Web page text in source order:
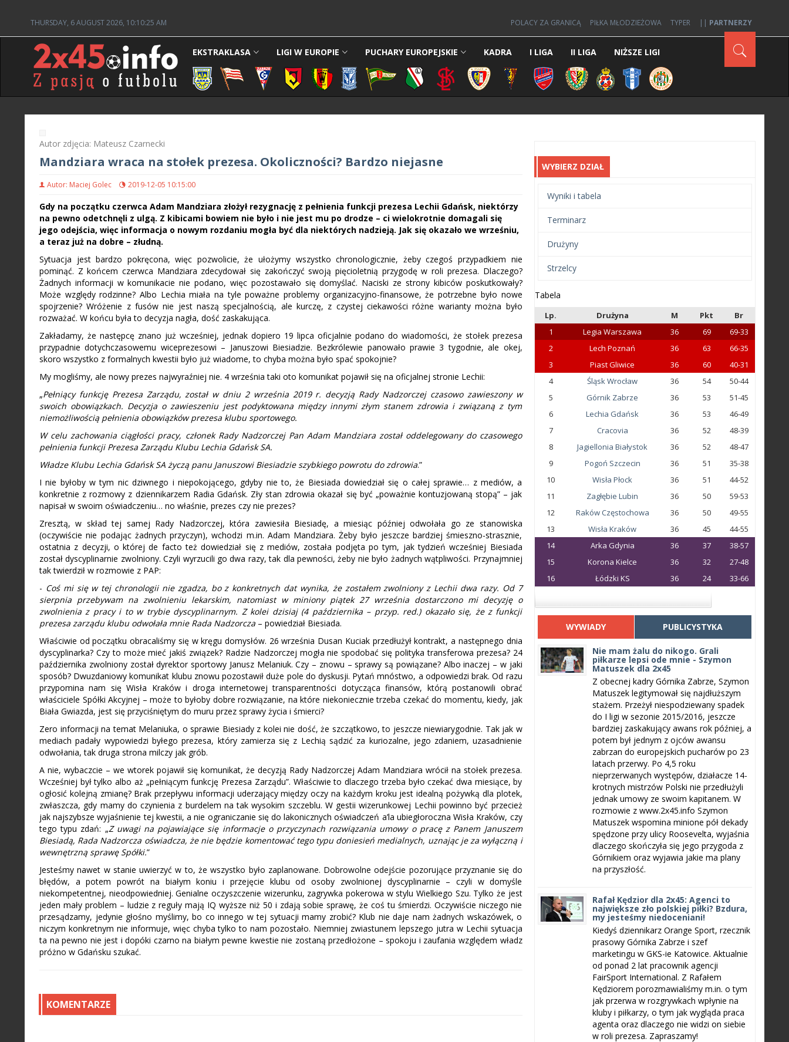
THURSDAY, 6 AUGUST 2026, 10:10:26 AM POLACY ZA GRANICĄ PIŁKA MŁODZIEŻOWA TYPER || PARTNERZY
EKSTRAKLASA LIGI W EUROPIE PUCHARY EUROPEJSKIE KADRA I LIGA II LIGA NIŻSZE LIGI
Autor zdjęcia: Mateusz Czarnecki
Mandziara wraca na stołek prezesa. Okoliczności? Bardzo niejasne
Autor: Maciej Golec 2019-12-05 10:15:00
Gdy na początku czerwca Adam Mandziara złożył rezygnację z pełnienia funkcji prezesa Lechii Gdańsk, niektórzy
na pewno odetchnęli z ulgą. Z kibicami bowiem nie było i nie jest mu po drodze – ci wielokrotnie domagali się
jego odejścia, więc informacja o nowym rozdaniu mogła być dla niektórych nadzieją. Jak się okazało we wrześniu,
a teraz już na dobre – złudną.
Sytuacja jest bardzo pokręcona, więc pozwolicie, że ułożymy wszystko chronologicznie, żeby czegoś przypadkiem nie
pominąć. Z końcem czerwca Mandziara zdecydował się zakończyć swoją pięcioletnią przygodę w roli prezesa. Dlaczego?
Żadnych informacji w komunikacie nie podano, więc pozostawało się domyślać. Naciski ze strony kibiców poskutkowały?
Może względy rodzinne? Albo Lechia miała na tyle poważne problemy organizacyjno-finansowe, że potrzebne było nowe
spojrzenie? Wróżenie z fusów nie jest naszą specjalnością, ale kurczę, z czystej ciekawości różne warianty można było
rozważać. W końcu była to decyzja nagła, dość zaskakująca.
Zakładamy, że następcę znano już wcześniej, jednak dopiero 19 lipca oficjalnie podano do wiadomości, że stołek prezesa
przypadnie dotychczasowemu wiceprezesowi – Januszowi Biesiadzie. Bezkrólewie panowało prawie 3 tygodnie, ale okej,
skoro wszystko z formalnych kwestii było już wiadome, to chyba można było spać spokojnie?
My mogliśmy, ale nowy prezes najwyraźniej nie. 4 września taki oto komunikat pojawił się na oficjalnej stronie Lechii:
„Pełniący funkcję Prezesa Zarządu, został w dniu 2 września 2019 r. decyzją Rady Nadzorczej czasowo zawieszony w
swoich obowiązkach. Decyzja o zawieszeniu jest podyktowana między innymi złym stanem zdrowia i związaną z tym
niemożliwością pełnienia obowiązków prezesa klubu sportowego.
W celu zachowania ciągłości pracy, członek Rady Nadzorczej Pan Adam Mandziara został oddelegowany do czasowego
pełnienia funkcji Prezesa Zarządu Klubu Lechia Gdańsk SA.
Władze Klubu Lechia Gdańsk SA życzą panu Januszowi Biesiadzie szybkiego powrotu do zdrowia.”
I nie byłoby w tym nic dziwnego i niepokojącego, gdyby nie to, że Biesiada dowiedział się o całej sprawie… z mediów, a
konkretnie z rozmowy z dziennikarzem Radia Gdańsk. Zły stan zdrowia okazał się być „poważnie kontuzjowaną stopą” – jak
napisał w swoim oświadczeniu… no właśnie, prezes czy nie prezes?
Zresztą, w skład tej samej Rady Nadzorczej, która zawiesiła Biesiadę, a miesiąc później odwołała go ze stanowiska
(oczywiście nie podając żadnych przyczyn), wchodzi m.in. Adam Mandziara. Żeby było jeszcze bardziej śmieszno-strasznie,
ostatnia z decyzji, o której de facto też dowiedział się z mediów, została podjęta po tym, jak tydzień wcześniej Biesiada
został dyscyplinarnie zwolniony. Czyli wyrzucili go dwa razy, tak dla pewności, żeby nie było żadnych wątpliwości. Przynajmniej
tak twierdził w rozmowie z PAP:
- Coś mi się w tej chronologii nie zgadza, bo z konkretnych dat wynika, że zostałem zwolniony z Lechii dwa razy. Od 7
sierpnia przebywam na zwolnieniu lekarskim, natomiast w miniony piątek 27 września dostarczono mi decyzję o
zwolnienia z pracy i to w trybie dyscyplinarnym. Z kolei dzisiaj (4 października – przyp. red.) okazało się, że z funkcji
prezesa zarządu klubu odwołała mnie Rada Nadzorcza – powiedział Biesiada.
Właściwie od początku obracaliśmy się w kręgu domysłów. 26 września Dusan Kuciak przedłużył kontrakt, a następnego dnia
dyscyplinarka? Czy to może mieć jakiś związek? Radzie Nadzorczej mogła nie spodobać się polityka transferowa prezesa? 24
października zwolniony został dyrektor sportowy Janusz Melaniuk. Czy – znowu – sprawy są powiązane? Albo inaczej – w jaki
sposób? Dwuzdaniowy komunikat klubu znowu pozostawił duże pole do dyskusji. Pytań mnóstwo, a odpowiedzi brak. Od razu
przypomina nam się Wisła Kraków i droga internetowej transparentności dotycząca finansów, którą postanowili obrać
właściciele Spółki Akcyjnej – może to byłoby dobre rozwiązanie, na które niekoniecznie trzeba czekać do momentu, kiedy, jak
Biała Gwiazda, jest się przyciśniętym do muru przez sprawy życia i śmierci?
Zero informacji na temat Melaniuka, o sprawie Biesiady z kolei nie dość, że szczątkowo, to jeszcze niewiarygodnie. Tak jak w
mediach padały wypowiedzi byłego prezesa, który zamierza się z Lechią sądzić za kuriozalne, jego zdaniem, uzasadnienie
odwołania, tak druga strona milczy jak grób.
A nie, wybaczcie – we wtorek pojawił się komunikat, że decyzją Rady Nadzorczej Adam Mandziara wrócił na stołek prezesa.
Wcześniej był tylko albo aż „pełniącym funkcję Prezesa Zarządu”. Właściwie to dlaczego trzeba było czekać dwa miesiące, by
ogłosić kolejną zmianę? Brak przepływu informacji uderzający między oczy na każdym kroku jest idealną pożywką dla plotek,
zwłaszcza, gdy mamy do czynienia z burdelem na tak wysokim szczeblu. W gestii wizerunkowej Lechii powinno być przecież
jak najszybsze wyjaśnienie tej kwestii, a nie ograniczanie się do lakonicznych oświadczeń a’la ubiegłoroczna Wisła Kraków, czy
tego typu zdań: „Z uwagi na pojawiające się informacje o przyczynach rozwiązania umowy o pracę z Panem Januszem
Biesiadą, Rada Nadzorcza oświadcza, że nie będzie komentować tego typu doniesień medialnych, uznając je za wyłączną i
wewnętrzną sprawę Spółki.”
Jesteśmy nawet w stanie uwierzyć w to, że wszystko było zaplanowane. Dobrowolne odejście pozorujące przyznanie się do
błędów, a potem powrót na białym koniu i przejęcie klubu od osoby zwolnionej dyscyplinarnie – czyli w domyśle
niekompetentnej, nieodpowiedniej. Genialne oczyszczenie wizerunku, zagrywka pokerowa w stylu Wielkiego Szu. Tylko że jest
jeden mały problem – ludzie z reguły mają IQ wyższe niż 50 i zdają sobie sprawę, że coś tu śmierdzi. Oczywiście niczego nie
przesądzamy, jedynie głośno myślimy, bo co innego w tej sytuacji mamy zrobić? Klub nie daje nam żadnych wskazówek, o
niczym konkretnym nie informuje, więc chyba tylko to nam pozostało. Niemniej zwiastunem lepszego jutra w Lechii sytuacja
ta na pewno nie jest i dopóki czarno na białym pewne kwestie nie zostaną przedłożone – spokoju i zaufania względem władz
próżno w Gdańsku szukać.
KOMENTARZE
WYBIERZ DZIAŁ
Wyniki i tabela
Terminarz
Drużyny
Strzelcy
Tabela
Lp. Drużyna M Pkt
Br
1
Legia Warszawa 36 69
69-33
2
Lech Poznań 36 63
66-35
3
Piast Gliwice 36 60
40-31
4
Śląsk Wrocław 36 54
50-44
5
Górnik Zabrze 36 53
51-45
6
Lechia Gdańsk 36 53
46-49
7
Cracovia 36 52
48-39
8
Jagiellonia Białystok 36 52
48-47
9
Pogoń Szczecin 36 51
35-38
10
Wisła Płock 36 51
44-52
11
Zagłębie Lubin 36 50
59-53
12
Raków Częstochowa 36 50
49-55
13
Wisła Kraków 36 45
44-55
14
Arka Gdynia 36 37
38-57
15
Korona Kielce 36 32
27-48
16
Łódzki KS 36 24 33-66
WYWIADY PUBLICYSTYKA
Nie mam żalu do nikogo. Grali
piłkarze lepsi ode mnie - Szymon
Matuszek dla 2x45
Z obecnej kadry Górnika Zabrze, Szymon
Matuszek legitymował się najdłuższym
stażem. Przeżył niespodziewany spadek
do I ligi w sezonie 2015/2016, jeszcze
bardziej zaskakujący awans rok później, a
potem był jednym z ojców awansu
zabrzan do europejskich pucharów po 23
latach przerwy. Po 4,5 roku
nieprzerwanych występów, działacze 14-
krotnych mistrzów Polski nie przedłużyli
jednak umowy ze swoim kapitanem. W
rozmowie z www.2x45.info Szymon
Matuszek wspomina minione pół dekady
spędzone przy ulicy Roosevelta, wyjaśnia
dlaczego skończyła się jego przygoda z
Górnikiem oraz wyjawia jakie ma plany
na przyszłość.
Rafał Kędzior dla 2x45: Agenci to
największe zło polskiej piłki? Bzdura,
my jesteśmy niedoceniani!
Kiedyś dziennikarz Orange Sport, rzecznik
prasowy Górnika Zabrze i szef
marketingu w GKS-ie Katowice. Aktualnie
od ponad 2 lat pracownik agencji
FairSport International. Z Rafałem
Kędziorem porozmawialiśmy m.in. o tym
jak przerwa w rozgrywkach wpłynie na
kluby i piłkarzy, o tym jak wygląda praca
agenta oraz dlaczego nie widzi on siebie
w roli prezesa. Zapraszamy!